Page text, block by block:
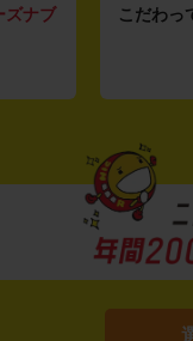
ズナブ
こだわっ